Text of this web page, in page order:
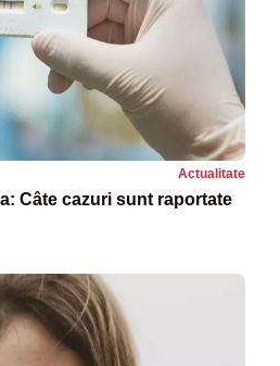
Actualitate
Câte cazuri sunt raportate